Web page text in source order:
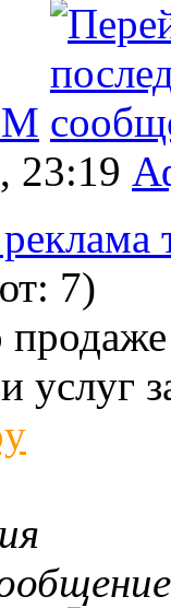
23:19
7)
услуг